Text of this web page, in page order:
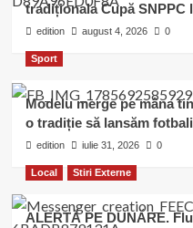
tradiționala Cupă SNPPC
edition august 4, 2026 0
Sport
Modelu merge pe mâna
o tradiție să lansăm
edition iulie 31, 2026 0
Local Stiri Externe
ALERTĂ PE DUNĂRE.